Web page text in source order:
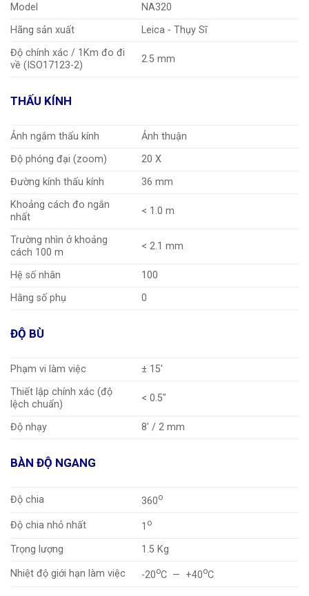
Model
NA320
Hãng sản xuất
Leica - Thụy Sĩ
Độ chính xác / 1Km đo đi
về (ISO17123-2)
2.5 mm
THẤU KÍNH
Ảnh ngắm thấu kính
Ảnh thuận
Độ phóng đại (zoom)
20 X
Đường kính thấu kính
36 mm
Khoảng cách đo ngắn
nhất
< 1.0 m
Trường nhìn ở khoảng
cách 100 m
< 2.1 mm
Hệ số nhân
100
Hằng số phụ
0
ĐỘ BÙ
Phạm vi làm việc
± 15'
Thiết lập chính xác (độ
lệch chuẩn)
< 0.5"
Độ nhạy 8' / 2 mm
BÀN ĐỘ NGANG
Độ chia 360o
Độ chia nhỏ nhất 1 o
Trọng lượng 1.5 Kg
Nhiệt độ giới hạn làm việc -20oC — +40oC